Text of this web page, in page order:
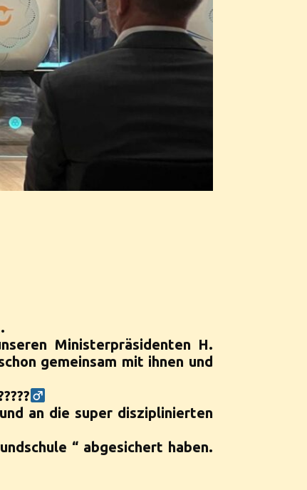
Ministerpräsidenten H.
gemeinsam mit ihnen und
an die super disziplinierten
“ abgesichert haben.